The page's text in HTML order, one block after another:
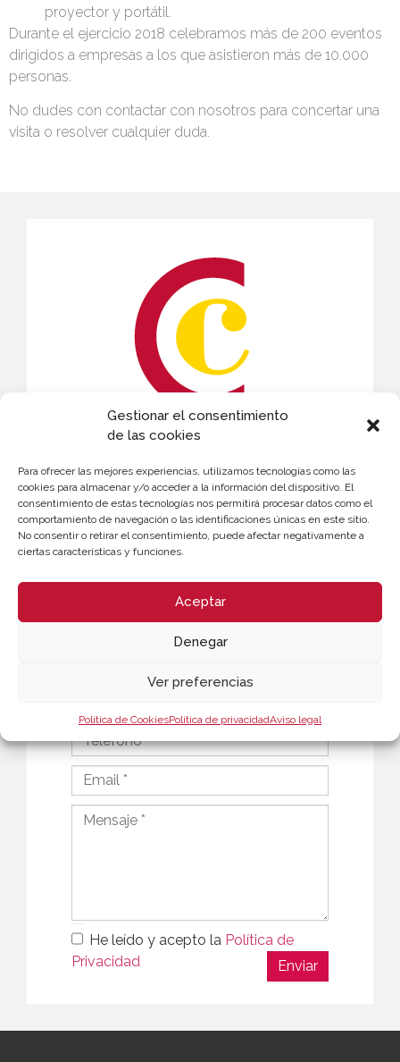
Gestionar el consentimiento
de las cookies
Para ofrecer las mejores experiencias, utilizamos tecnologías como las
cookies para almacenar y/o acceder a la información del dispositivo. El
consentimiento de estas tecnologías nos permitirá procesar datos como el
comportamiento de navegación o las identificaciones únicas en este sitio.
No consentir o retirar el consentimiento, puede afectar negativamente a
ciertas características y funciones.
Aceptar
Denegar
Ver preferencias
Política de CookiesPolítica de privacidadAviso legal
proyector y portátil.
Durante el ejercicio 2018 celebramos más de 200 eventos
dirigidos a empresas a los que asistieron más de 10.000
personas.
No dudes con contactar con nosotros para concertar una
visita o resolver cualquier duda.
CONTACTO
Andrés Masmano
963 103 996
amasmano@camaravalencia.com
He leído y acepto la Política de
Privacidad